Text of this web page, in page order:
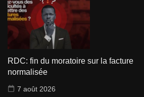
RDC: fin du moratoire sur la facture
normalisée
7 août 2026